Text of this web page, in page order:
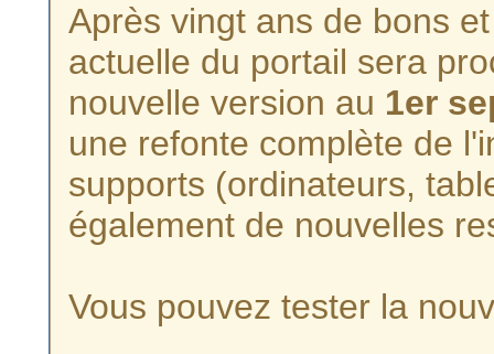
Après vingt ans de bons
actuelle du portail sera
nouvelle version au 1er
une refonte complète de
supports (ordinateurs,
également de nouvelles
Vous pouvez tester la